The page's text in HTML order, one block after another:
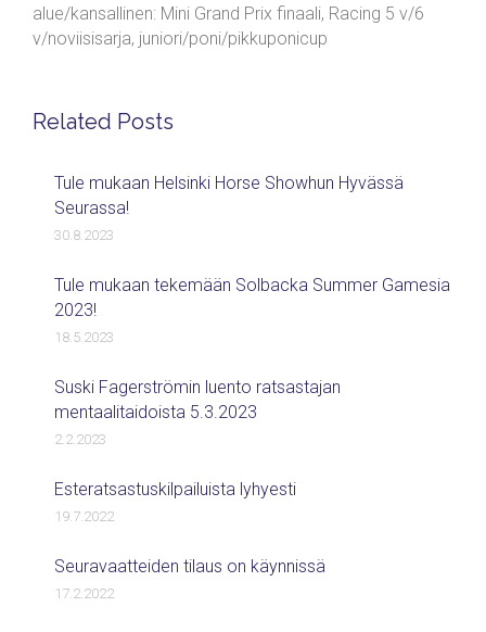
alue/kansallinen: Mini Grand Prix finaali, Racing 5 v/6
v/noviisisarja, juniori/poni/pikkuponicup
Related Posts
Tule mukaan Helsinki Horse Showhun Hyvässä
Seurassa!
30.8.2023
Tule mukaan tekemään Solbacka Summer Gamesia
2023!
18.5.2023
Suski Fagerströmin luento ratsastajan
mentaalitaidoista 5.3.2023
2.2.2023
Esteratsastuskilpailuista lyhyesti
19.7.2022
Seuravaatteiden tilaus on käynnissä
17.2.2022